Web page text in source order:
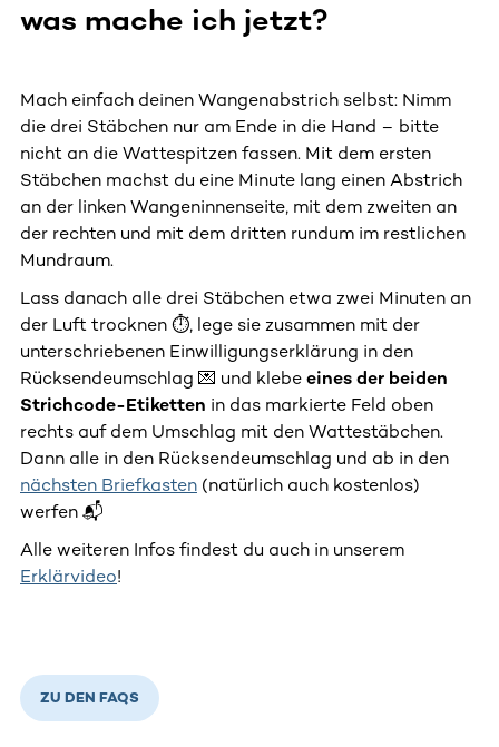
was mache ich jetzt?
Mach einfach deinen Wangenabstrich selbst: Nimm
die drei Stäbchen nur am Ende in die Hand – bitte
nicht an die Wattespitzen fassen. Mit dem ersten
Stäbchen machst du eine Minute lang einen Abstrich
an der linken Wangeninnenseite, mit dem zweiten an
der rechten und mit dem dritten rundum im restlichen
Mundraum.
Lass danach alle drei Stäbchen etwa zwei Minuten an
der Luft trocknen ⏱️, lege sie zusammen mit der
unterschriebenen Einwilligungserklärung in den
Rücksendeumschlag 💌 und klebe eines der beiden
Strichcode-Etiketten in das markierte Feld oben
rechts auf dem Umschlag mit den Wattestäbchen.
Dann alle in den Rücksendeumschlag und ab in den
nächsten Briefkasten (natürlich auch kostenlos)
werfen 📬
Alle weiteren Infos findest du auch in unserem
Erklärvideo!
ZU DEN FAQS